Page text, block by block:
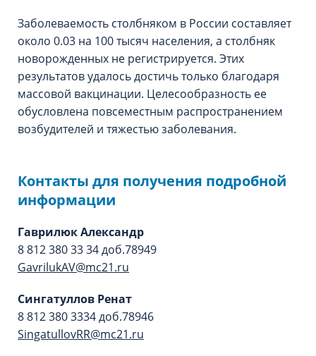
Заболеваемость столбняком в России составляет
около 0.03 на 100 тысяч населения, а столбняк
новорожденных не регистрируется. Этих
результатов удалось достичь только благодаря
массовой вакцинации. Целесообразность ее
обусловлена повсеместным распространением
возбудителей и тяжестью заболевания.
Контакты для получения подробной
информации
Гаврилюк Александр
8 812 380 33 34 доб.78949
GavrilukAV@mc21.ru
Сингатуллов Ренат
8 812 380 3334 доб.78946
SingatullovRR@mc21.ru